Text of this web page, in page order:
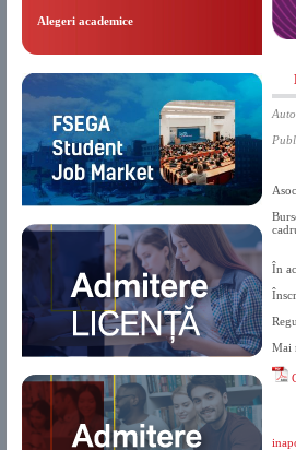
Alegeri academice
În
Mai